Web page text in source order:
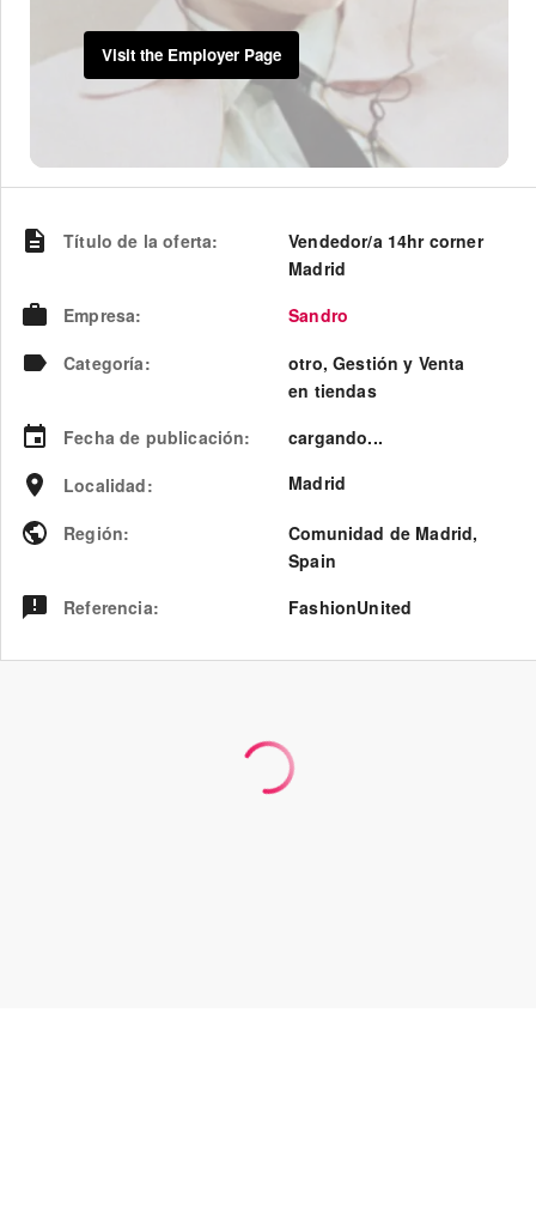
Visit the Employer Page
Título de la oferta:
Vendedor/a 14hr corner
Madrid
Empresa:
Sandro
Categoría:
otro, Gestión y Venta
en tiendas
Fecha de publicación:
cargando...
Localidad: Madrid
Región: Comunidad de Madrid,
Spain
Referencia: FashionUnited